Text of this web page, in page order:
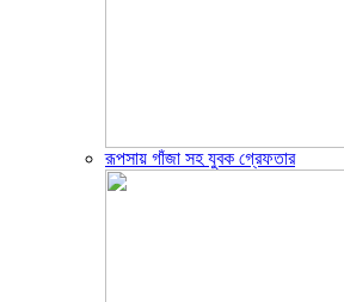
রূপসায় গাঁজা সহ যুবক গ্রেফতার